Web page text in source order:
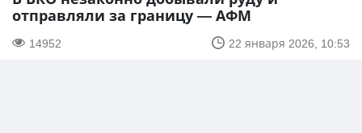
отправляли за границу — АФМ
14952 22 января 2026, 10:53